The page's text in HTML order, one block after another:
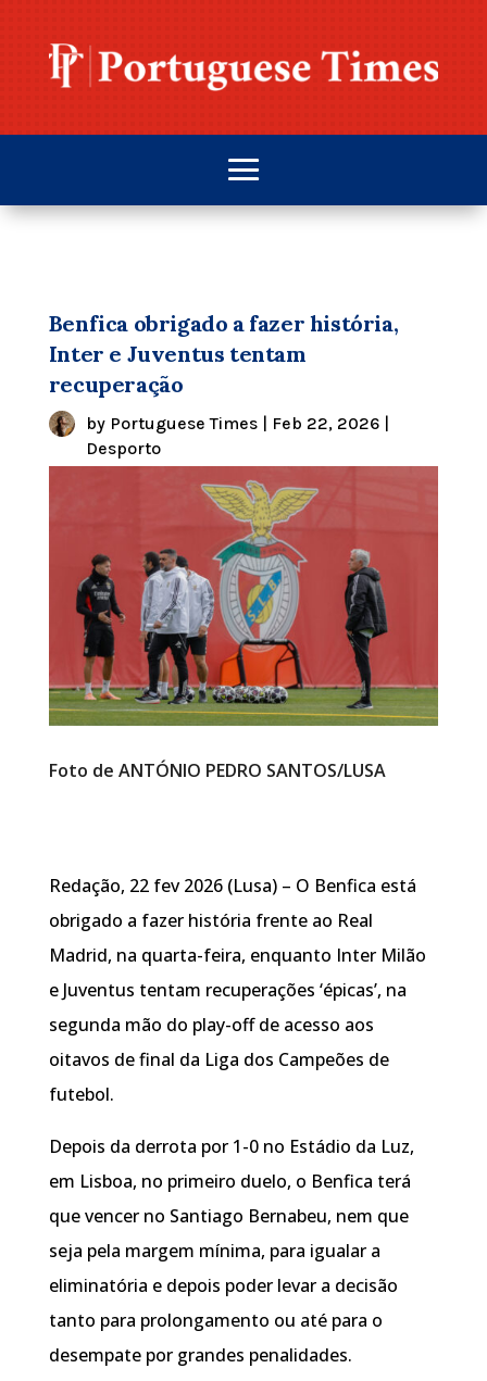
Benfica obrigado a fazer história,
Inter e Juventus tentam
recuperação
by Portuguese Times| Feb 22, 2026|
Desporto
Foto de ANTÓNIO PEDRO SANTOS/LUSA
Redação, 22 fev 2026 (Lusa) – O Benfica está
obrigado a fazer história frente ao Real
Madrid, na quarta-feira, enquanto Inter Milão
e Juventus tentam recuperações ‘épicas’, na
segunda mão do play-off de acesso aos
oitavos de final da Liga dos Campeões de
futebol.
Depois da derrota por 1-0 no Estádio da Luz,
em Lisboa, no primeiro duelo, o Benfica terá
que vencer no Santiago Bernabeu, nem que
seja pela margem mínima, para igualar a
eliminatória e depois poder levar a decisão
tanto para prolongamento ou até para o
desempate por grandes penalidades.